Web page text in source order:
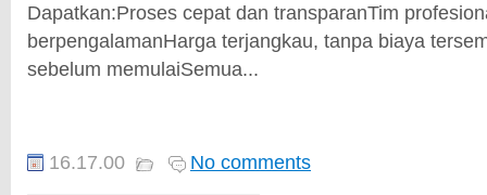
Dapatkan:Proses cepat dan transparanTim
berpengalamanHarga terjangkau, tanpa biaya
sebelum memulaiSemua...
16.17.00
No comments